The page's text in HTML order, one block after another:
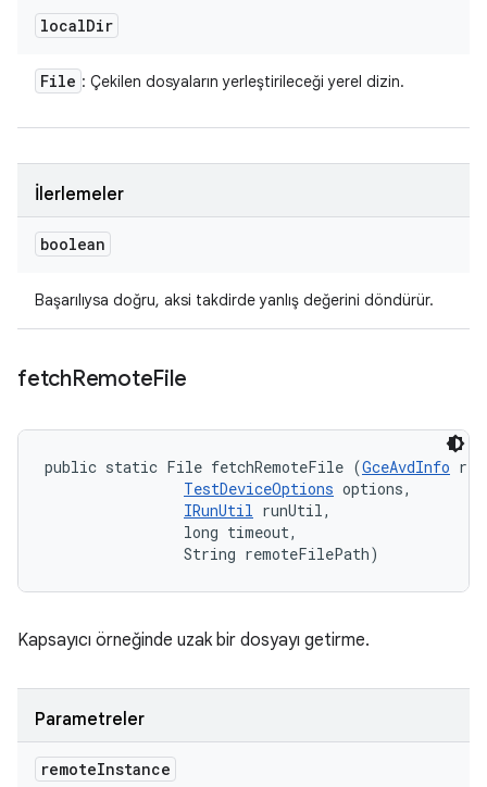
localDir
File : Çekilen dosyaların yerleştirileceği yerel dizin.
İlerlemeler
boolean
Başarılıysa doğru, aksi takdirde yanlış değerini döndürür.
fetchRemoteFile
public static File fetchRemoteFile (GceAvdInfo
TestDeviceOptions options,
IRunUtil runUtil,
                long timeout,
                String remoteFilePath)
Kapsayıcı örneğinde uzak bir dosyayı getirme.
Parametreler
remoteInstance